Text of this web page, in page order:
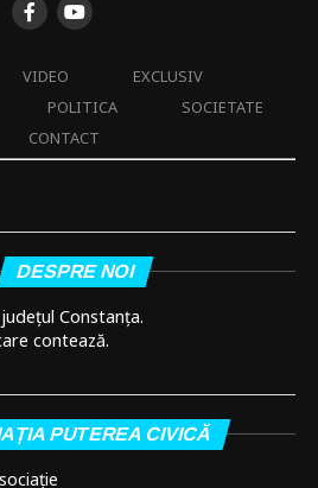
VIDEO
EXCLUSIV
POLITICA
SOCIETATE
CONTACT
DESPRE NOI
Constanța.
contează.
PUTEREA CIVICĂ